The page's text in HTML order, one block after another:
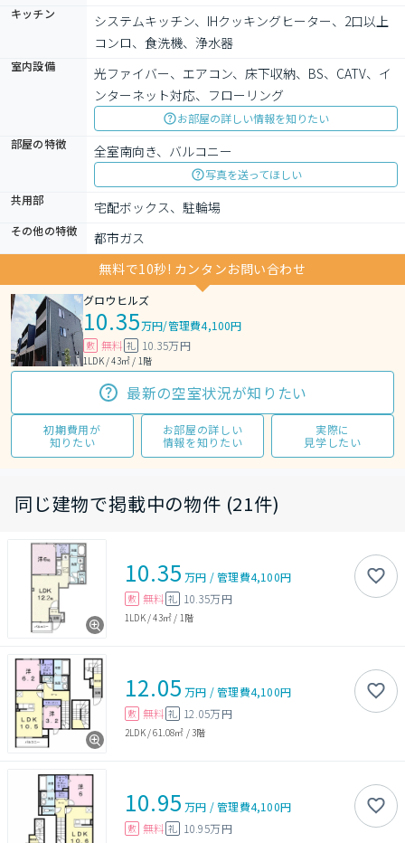
キッチン
システムキッチン、IHクッキングヒーター、2口以上
コンロ、食洗機、浄水器
室内設備
光ファイバー、エアコン、床下収納、BS、CATV、イ
ンターネット対応、フローリング
お部屋の詳しい情報を知りたい
部屋の特徴
全室南向き、バルコニー
写真を送ってほしい
共用部
宅配ボックス、駐輪場
その他の特徴
都市ガス
無料で10秒! カンタンお問い合わせ
グロウヒルズ
10.35万円/管理費4,100円
敷 無料 礼 10.35万円
1LDK / 43㎡ / 1階
最新の空室状況が知りたい
初期費用が
知りたい
お部屋の詳しい
情報を知りたい
実際に
見学したい
同じ建物で掲載中の物件 (21件)
10.35 万円 /管理費4,100円
敷 無料 礼 10.35万円
1LDK/43㎡ / 1階
12.05 万円 /管理費4,100円
敷 無料 礼 12.05万円
2LDK/61.08㎡ /3階
10.95 万円 /管理費4,100円
敷 無料 礼 10.95万円